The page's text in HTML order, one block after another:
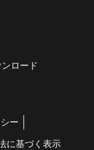
ロード
ー
に基づく表示